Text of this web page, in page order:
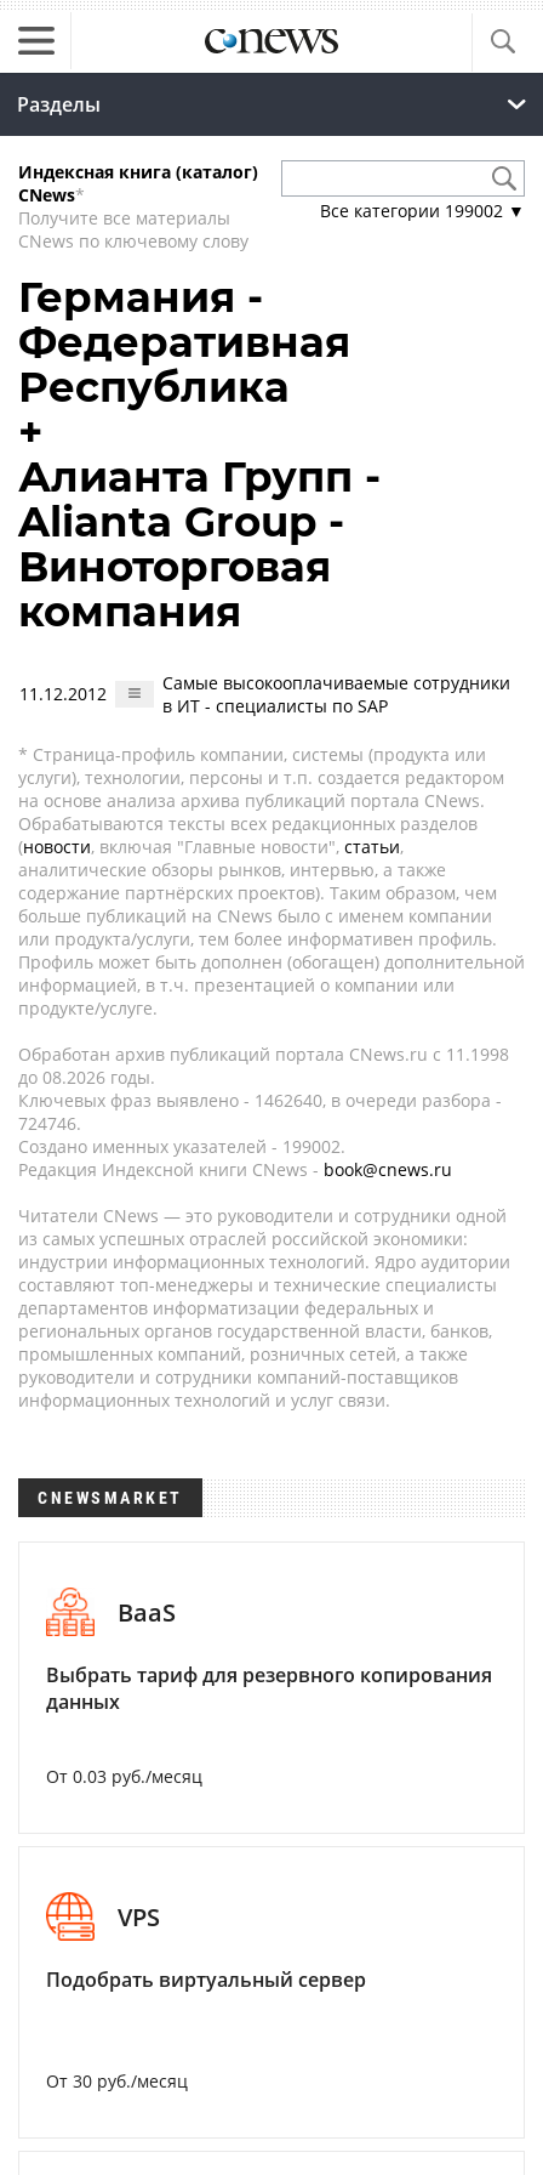
Разделы
Индексная книга (каталог)
CNews*
Получите все материалы
CNews по ключевому слову
Все категории 199002 ▼
Германия -
Федеративная
Республика
+
Алианта Групп -
Alianta Group -
Виноторговая
компания
11.12.2012
Самые высокооплачиваемые сотрудники
в ИТ - специалисты по SAP
* Страница-профиль компании, системы (продукта или
услуги), технологии, персоны и т.п. создается редактором
на основе анализа архива публикаций портала CNews.
Обрабатываются тексты всех редакционных разделов
(новости, включая "Главные новости", статьи,
аналитические обзоры рынков, интервью, а также
содержание партнёрских проектов). Таким образом, чем
больше публикаций на CNews было с именем компании
или продукта/услуги, тем более информативен профиль.
Профиль может быть дополнен (обогащен) дополнительной
информацией, в т.ч. презентацией о компании или
продукте/услуге.
Обработан архив публикаций портала CNews.ru c 11.1998
до 08.2026 годы.
Ключевых фраз выявлено - 1462640, в очереди разбора -
724746.
Создано именных указателей - 199002.
Редакция Индексной книги CNews - book@cnews.ru
Читатели CNews — это руководители и сотрудники одной
из самых успешных отраслей российской экономики:
индустрии информационных технологий. Ядро аудитории
составляют топ-менеджеры и технические специалисты
департаментов информатизации федеральных и
региональных органов государственной власти, банков,
промышленных компаний, розничных сетей, а также
руководители и сотрудники компаний-поставщиков
информационных технологий и услуг связи.
CNEWSMARKET
BaaS
Выбрать тариф для резервного копирования
данных
От 0.03 руб./месяц
VPS
Подобрать виртуальный сервер
От 30 руб./месяц